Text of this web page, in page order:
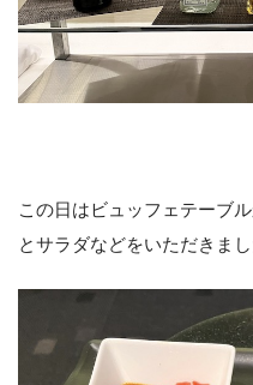
この日はビュッフェテーブ
とサラダなどをいただきまし